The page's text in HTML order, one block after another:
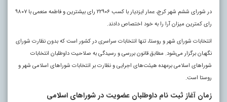
در شورای ششم شهر کرج، عمار ایزدیار با کسب ۲۲۹۰۶ رای بیشترین و فاطمه منعمی با ۹۸۰۷
رای کمترین میزان آرا را به خود اختصاص دادند.
انتخابات شورای شهر و روستا، تنها انتخابات سراسری در کشور است که بدون نظارت شورای
نگهبان برگزار می‌شود. مطابق قانون بررسی و رسیدگی به صلاحیت داوطلبان انتخابات
شوراهای اسلامی برعهده هیئت‌های اجرایی و نظارت بر انتخابات شوراهای اسلامی شهر و
روستا است.
زمان آغاز ثبت نام داوطلبان عضویت در شوراهای اسلامی